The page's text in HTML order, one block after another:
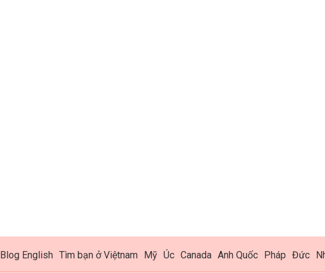
Blog English Tìm bạn ở Việtnam Mỹ Úc Canada Anh Quốc Pháp Đức